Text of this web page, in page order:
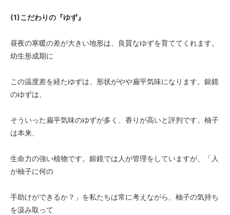
(1)こだわりの『ゆず』
昼夜の寒暖の差が大きい地形は、良質なゆずを育ててくれます。
幼生形成期に
この温度差を経たゆずは、形状がやや扁平気味になります。銀鏡
のゆずは、
そういった扁平気味のゆずが多く、香りが高いと評判です。柚子
は本来、
生命力の強い植物です。銀鏡では人が管理をしていますが、「人
が柚子に何の
手助けができるか？」を私たちは常に考えながら、柚子の気持ち
を汲み取って